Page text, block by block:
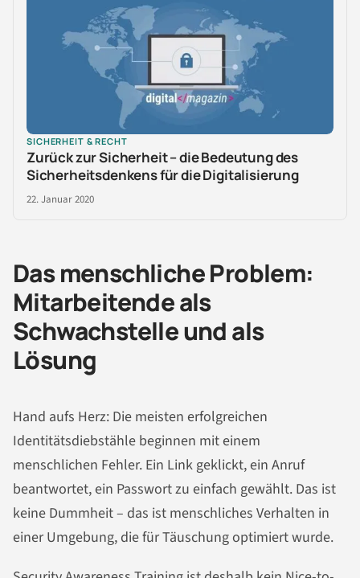
SICHERHEIT & RECHT
Zurück zur Sicherheit – die Bedeutung des
Sicherheitsdenkens für die Digitalisierung
22. Januar 2020
Das menschliche Problem:
Mitarbeitende als
Schwachstelle und als
Lösung
Hand aufs Herz: Die meisten erfolgreichen
Identitätsdiebstähle beginnen mit einem
menschlichen Fehler. Ein Link geklickt, ein Anruf
beantwortet, ein Passwort zu einfach gewählt. Das ist
keine Dummheit – das ist menschliches Verhalten in
einer Umgebung, die für Täuschung optimiert wurde.